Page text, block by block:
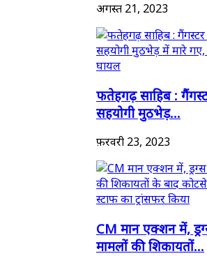
अगस्त 21, 2023
फतेहगढ़ साहिब :
सहयोगी मुठभेड़...
फ़रवरी 23, 2023
CM मान एक्शन में,
मामलों की शिकायतों...